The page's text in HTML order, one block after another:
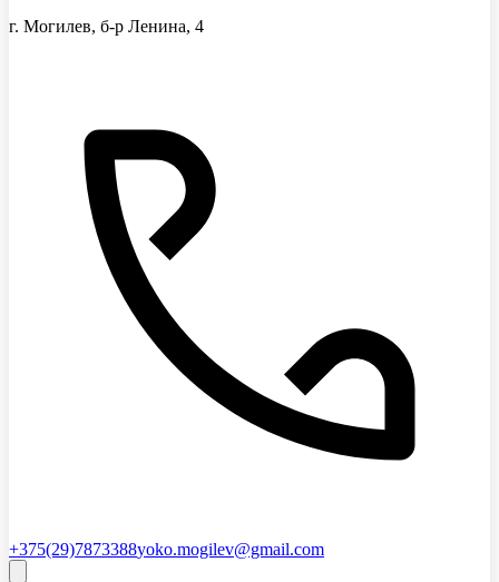
г. Могилев, б-р Ленина, 4
+375(29)7873388yoko.mogilev@gmail.com